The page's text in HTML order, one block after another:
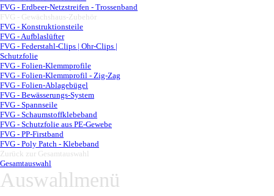
FVG - Erdbeer-Netzstreifen - Trossenband
FVG - Gewächshaus-Zubehör
FVG - Konstruktionsteile
FVG - Aufblaslüfter
FVG - Federstahl-Clips | Ohr-Clips |
Schutzfolie
FVG - Folien-Klemmprofile
FVG - Folien-Klemmprofil - Zig-Zag
FVG - Folien-Ablagebügel
FVG - Bewässerungs-System
FVG - Spannseile
FVG - Schaumstoffklebeband
FVG - Schutzfolie aus PE-Gewebe
FVG - PP-Firstband
FVG - Poly Patch - Klebeband
Zurück zur Gesamtauswahl
Gesamtauswahl
Auswahlmenü